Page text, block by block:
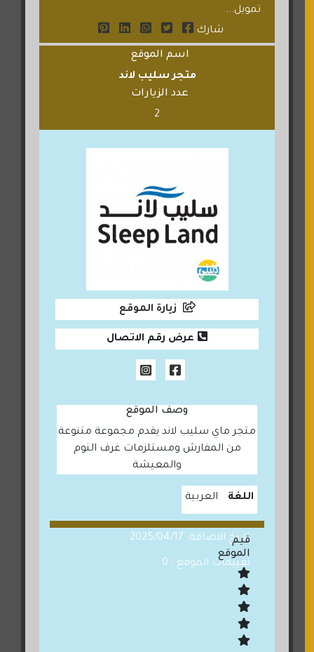
تمويل...
شارك
اسم الموقع
متجر سليب لاند
عدد الزيارات
2
زيارة الموقع
عرض رقم الاتصال
وصف الموقع
متجر ماي سليب لاند يقدم مجموعة متنوعة
من المفارش ومستلزمات غرف النوم
والمعيشة
اللغة العربية
تاريخ الاضافة: 2025/04/17
تقييمات الموقع : 0
قيم
الموقع